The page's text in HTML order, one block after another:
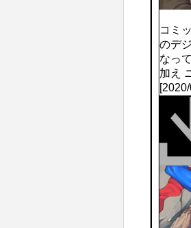
コミ
のデ
なっ
加え